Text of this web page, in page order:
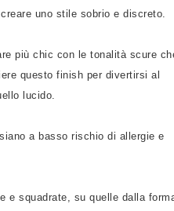
uno stile sobrio e discreto.
più chic con le tonalità scure
questo finish per divertirsi al
lucido.
a basso rischio di allergie e
e squadrate, su quelle dalla